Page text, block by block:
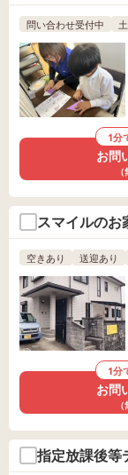
問い合わせ受付中
1分
お問
スマイルのお
空きあり 送迎あり
1分
お問
指定放課後等